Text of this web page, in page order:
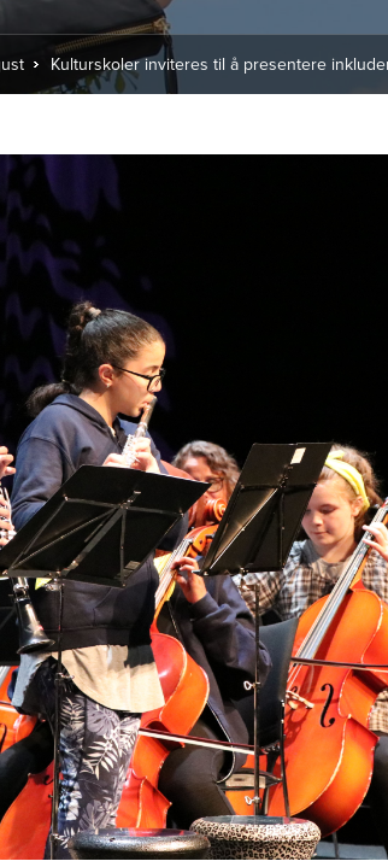
Kulturskoler inviteres til å presentere